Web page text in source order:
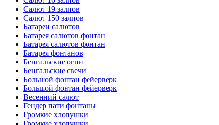
Салют 19 залпов
Салют 150 залпов
Батареи салютов
Батарея салютов фонтан
Батарея салютов фонтан
Батарея фонтанов
Бенгальские огни
Бенгальские свечи
Большой фонтан фейерверк
Большой фонтан фейерверк
Весенний салют
Гендер пати фонтаны
Громкие хлопушки
Громкие хлопушки